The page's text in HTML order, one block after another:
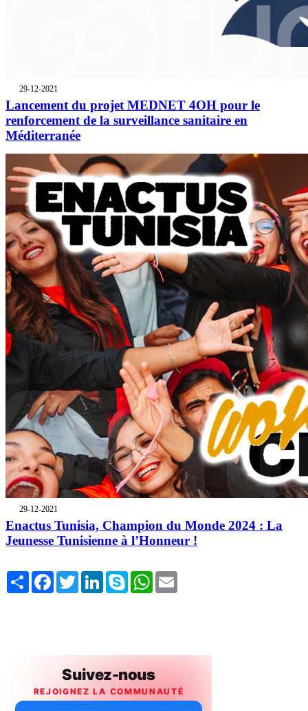
29-12-2021
Lancement du projet MEDNET 4OH pour le
renforcement de la surveillance sanitaire en
Méditerranée
29-12-2021
Enactus Tunisia, Champion du Monde 2024 : La
Jeunesse Tunisienne à l’Honneur !
Share FacebookTwitterLinkedInSkype WhatsApp